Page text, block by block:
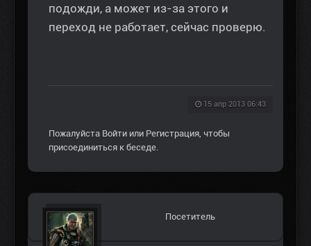
подожди, а может из-за этого и
переход не работает, сейчас проверю.
15 апр 2013 06:43
Пожалуйста Войти или Регистрация , чтобы
присоединиться к беседе.
Посетитель